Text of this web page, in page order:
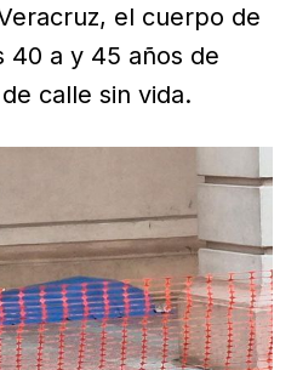
el cuerpo de
40 a y 45 años de
calle sin vida.